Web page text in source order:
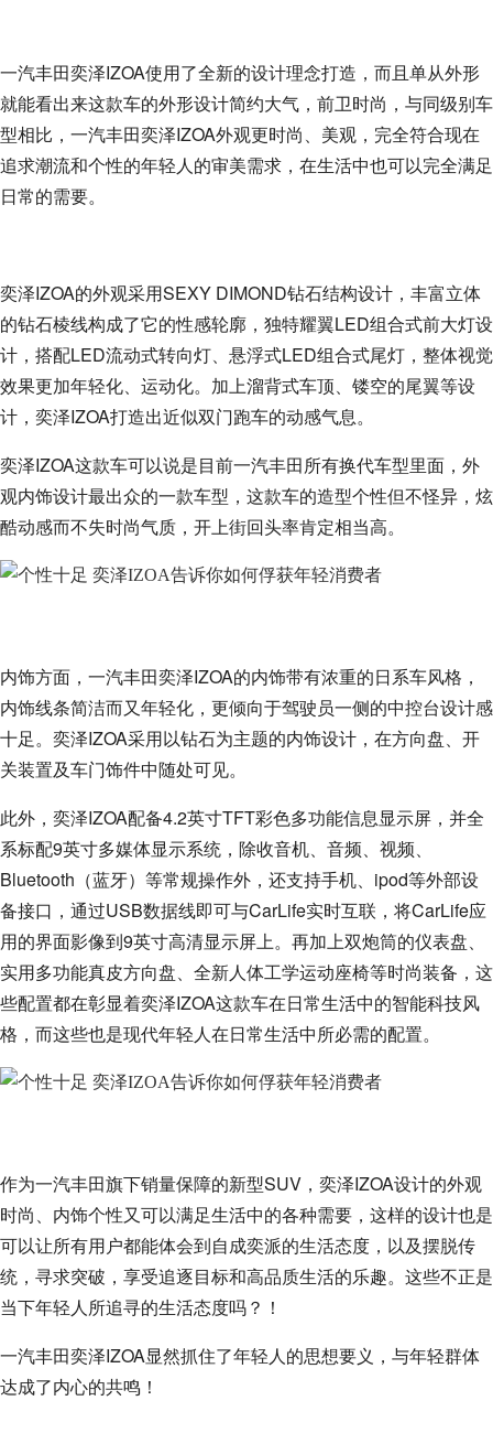
一汽丰田奕泽IZOA使用了全新的设计理念打造，而且单从外形
就能看出来这款车的外形设计简约大气，前卫时尚，与同级别车
型相比，一汽丰田奕泽IZOA外观更时尚、美观，完全符合现在
追求潮流和个性的年轻人的审美需求，在生活中也可以完全满足
日常的需要。
奕泽IZOA的外观采用SEXY DIMOND钻石结构设计，丰富立体
的钻石棱线构成了它的性感轮廓，独特耀翼LED组合式前大灯设
计，搭配LED流动式转向灯、悬浮式LED组合式尾灯，整体视觉
效果更加年轻化、运动化。加上溜背式车顶、镂空的尾翼等设
计，奕泽IZOA打造出近似双门跑车的动感气息。
奕泽IZOA这款车可以说是目前一汽丰田所有换代车型里面，外
观内饰设计最出众的一款车型，这款车的造型个性但不怪异，炫
酷动感而不失时尚气质，开上街回头率肯定相当高。
内饰方面，一汽丰田奕泽IZOA的内饰带有浓重的日系车风格，
内饰线条简洁而又年轻化，更倾向于驾驶员一侧的中控台设计感
十足。奕泽IZOA采用以钻石为主题的内饰设计，在方向盘、开
关装置及车门饰件中随处可见。
此外，奕泽IZOA配备4.2英寸TFT彩色多功能信息显示屏，并全
系标配9英寸多媒体显示系统，除收音机、音频、视频、
Bluetooth（蓝牙）等常规操作外，还支持手机、ipod等外部设
备接口，通过USB数据线即可与CarLife实时互联，将CarLife应
用的界面影像到9英寸高清显示屏上。再加上双炮筒的仪表盘、
实用多功能真皮方向盘、全新人体工学运动座椅等时尚装备，这
些配置都在彰显着奕泽IZOA这款车在日常生活中的智能科技风
格，而这些也是现代年轻人在日常生活中所必需的配置。
作为一汽丰田旗下销量保障的新型SUV，奕泽IZOA设计的外观
时尚、内饰个性又可以满足生活中的各种需要，这样的设计也是
可以让所有用户都能体会到自成奕派的生活态度，以及摆脱传
统，寻求突破，享受追逐目标和高品质生活的乐趣。这些不正是
当下年轻人所追寻的生活态度吗？！
一汽丰田奕泽IZOA显然抓住了年轻人的思想要义，与年轻群体
达成了内心的共鸣！